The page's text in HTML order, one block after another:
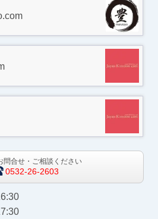
問合せ・ご相談ください
0532-26-2603